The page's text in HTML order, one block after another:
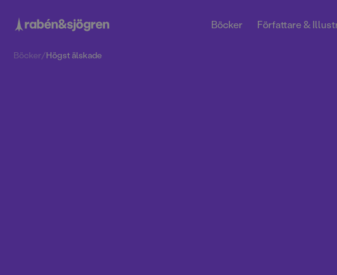
Böcker Författare &
Böcker/Högst älskade